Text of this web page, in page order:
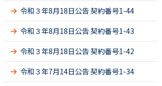
令和３年8月18日公告 契約番号1-44
令和３年8月18日公告 契約番号1-43
令和３年8月18日公告 契約番号1-42
令和３年7月14日公告 契約番号1-34